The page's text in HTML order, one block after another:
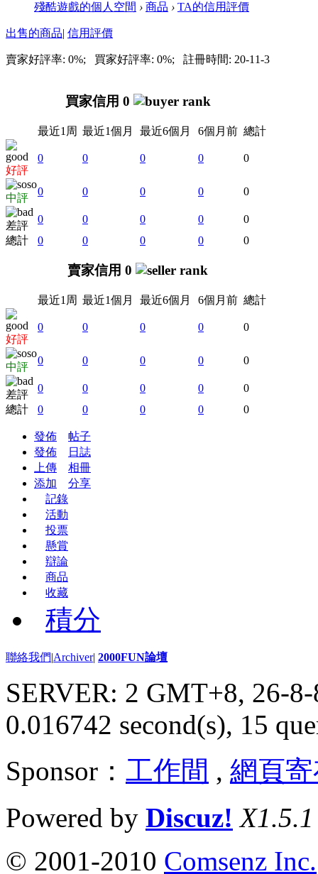
殘酷遊戲的個人空間 › 商品 › TA的信用評價
出售的商品| 信用評價
賣家好評率: 0%; 買家好評率: 0%; 註冊時間: 20-11-3
買家信用 0
最近1周 最近1個月 最近6個月 6個月前 總計
好評
0 0 0 0 0
中評
0 0 0 0 0
差評
0 0 0 0
0
總計
0 0 0 0 0
賣家信用 0
最近1周 最近1個月 最近6個月 6個月前 總計
好評
0 0 0 0 0
中評
0 0 0 0 0
差評
0 0 0 0
0
總計
0 0 0 0 0
發佈
帖子
發佈
日誌
上傳
相冊
添加
分享
記錄
活動
投票
懸賞
辯論
商品
收藏
積分
聯絡我們|Archiver| 2000FUN論壇
SERVER: 2 GMT+8, 26-
0.016742 second(s), 15
Sponsor： 工作間 , 網頁
Powered by Discuz! X1.5.1
© 2001-2010 Comsenz Inc.